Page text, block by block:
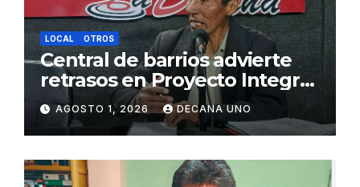
LOCAL OTROS
Central de barrios advierte
retrasos en Proyecto Integral
de Agua y Alcantarillado para
Juliaca
AGOSTO 1, 2026 DECANA UNO